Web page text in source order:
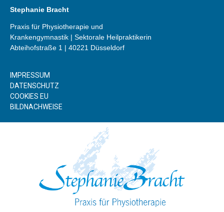
Stephanie Bracht
Praxis für Physiotherapie und
Krankengymnastik | Sektorale Heilpraktikerin
Abteihofstraße 1 | 40221 Düsseldorf
IMPRESSUM
DATENSCHUTZ
COOKIES EU
BILDNACHWEISE